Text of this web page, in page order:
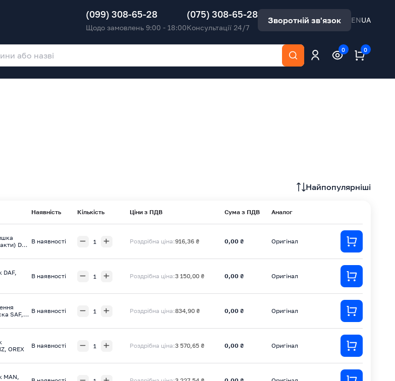
(099) 308-65-28
Щодо замовлень 9:00 - 18:00
(075) 308-65-28
Консультації 24/7
Зворотній зв'язок ENUA
0 0
Найпопулярніші
Наявність Кількість Ціни з ПДВ Сума з ПДВ Аналог
DAF,
В наявності Роздрібна ціна:916,36 ₴ 0,00 ₴ Оригінал
DAF,
В наявності Роздрібна ціна:3 150,00 ₴ 0,00 ₴ Оригінал
SAF,
В наявності Роздрібна ціна:834,90 ₴ 0,00 ₴ Оригінал
OREX
В наявності Роздрібна ціна:3 570,65 ₴ 0,00 ₴ Оригінал
MAN,